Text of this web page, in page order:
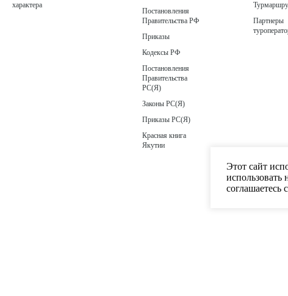
Этот сайт
использовать
соглашаетесь с
характера
Постановления
Правительства РФ
Приказы
Кодексы РФ
Постановления
Правительства
РС(Я)
Законы РС(Я)
Приказы РС(Я)
Красная книга
Якутии
Партнеры